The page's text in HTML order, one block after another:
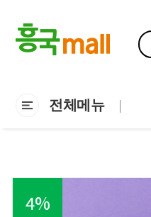
전체메뉴
4%